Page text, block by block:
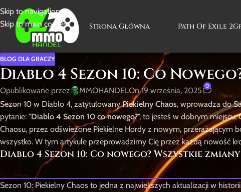
Skip to navigation
Skip to main content
Strona Główna Path Of Exile 2
BLOG DLA GRACZY
Diablo 4 Sezon 10: Co
Opublikowane przez MMOHANDELOn 19 września, 2025 0
Sezon 10 w Diablo 4, zatytułowanyPiekielny Chaos, wprowadza do
pytanie: "Diablo 4 Sezon 10 co nowego?", to jesteś w dobrym miejscu.
Chaosu, przez odświeżone Piekielne Hordy z nowym, przerażającym
wszystko. W tym artykule przeprowadzimy Cię przez każdą nowość
Diablo 4 Sezon 10: Co nowego? Wszystkie
Sezon 10: Piekielny Chaos to jedna z największych aktualizacji w